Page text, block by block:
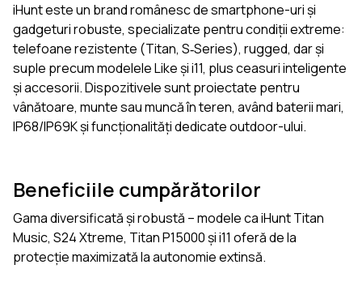
iHunt este un brand românesc de smartphone-uri și
gadgeturi robuste, specializate pentru condiții extreme:
telefoane rezistente (Titan, S‑Series), rugged, dar și
suple precum modelele Like și i11, plus ceasuri inteligente
și accesorii. Dispozitivele sunt proiectate pentru
vânătoare, munte sau muncă în teren, având baterii mari,
IP68/IP69K și funcționalități dedicate outdoor-ului.
Beneficiile cumpărătorilor
Gama diversificată și robustă – modele ca iHunt Titan
Music, S24 Xtreme, Titan P15000 și i11 oferă de la
protecție maximizată la autonomie extinsă.